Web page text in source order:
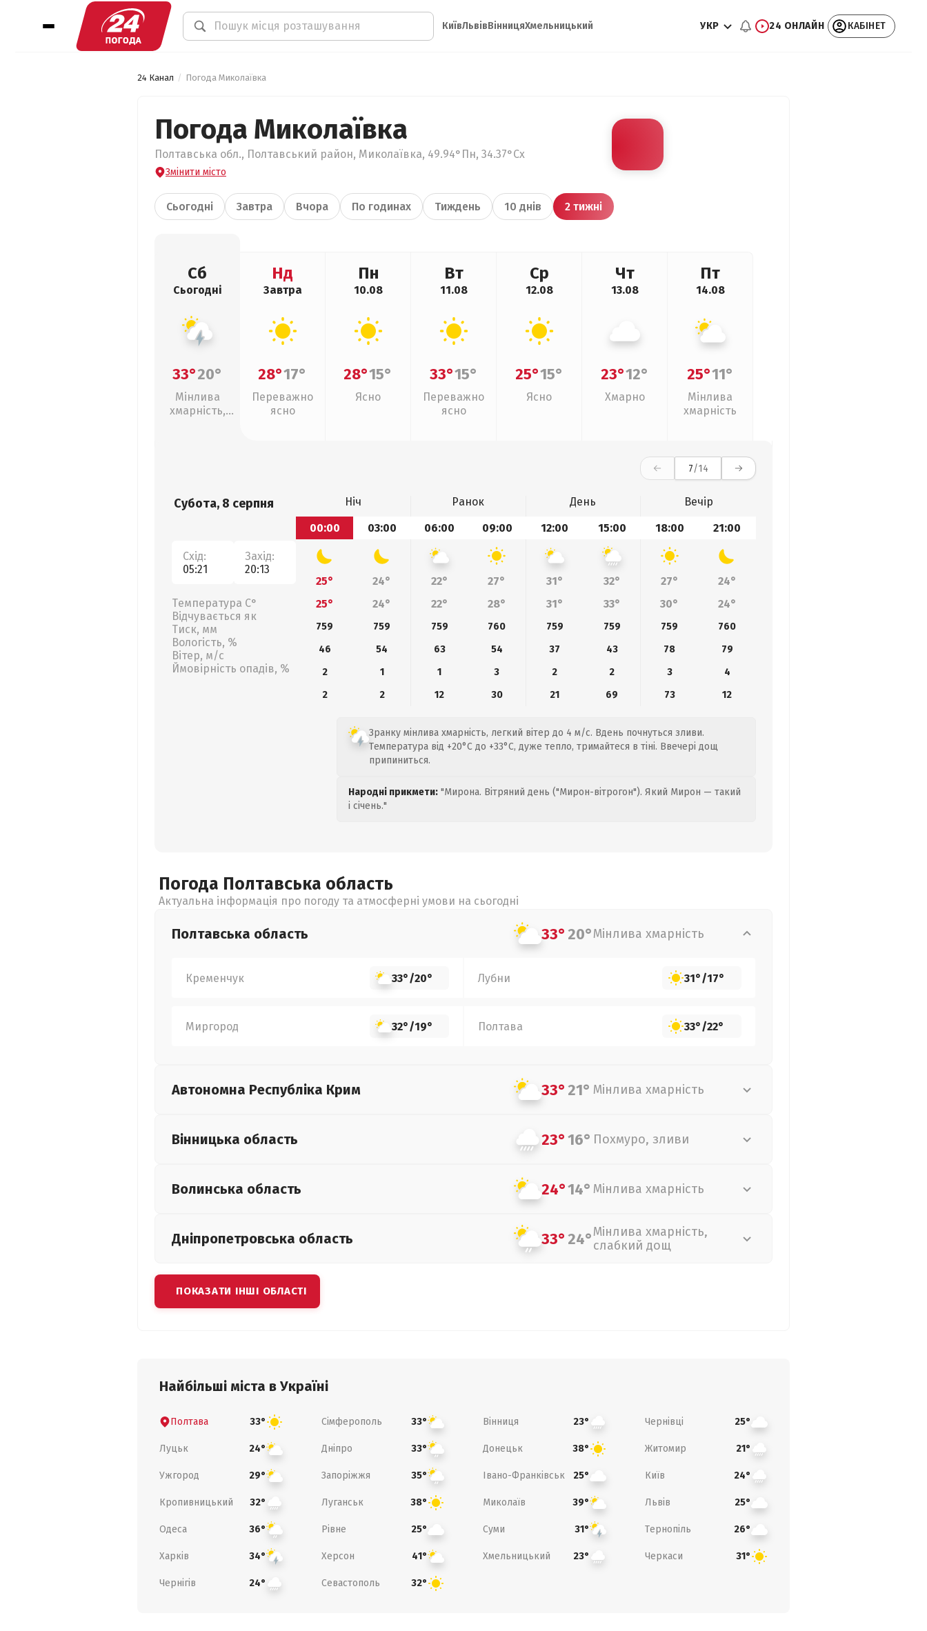
КиївЛьвівВінницяХмельницький УКР 24 ОНЛАЙН КАБІНЕТ
24 Канал Погода Миколаївка
Погода Миколаївка
Полтавська обл., Полтавський район, Миколаївка, 49.94°Пн, 34.37°Сх
Змінити місто
Сьогодні Завтра Вчора По годинах Тиждень 10 днів 2 тижні
Сб
Сьогодні
33°20°
Мінлива
хмарність,
Нд
Завтра
28°17°
Переважно
ясно
Пн
10.08
28°15°
Ясно
Вт
11.08
33°15°
Переважно
ясно
Ср
12.08
25°15°
Ясно
Чт
13.08
23°12°
Хмарно
Пт
14.08
25°11°
Мінлива
хмарність
7/14
Субота, 8 серпня
Схід:
05:21
Захід:
20:13
Температура С°
Відчувається як
Тиск, мм
Вологість, %
Вітер, м/с
Ймовірність опадів, %
Ніч Ранок День
Вечір
00:00
03:00 06:00 09:00 12:00 15:00 18:00 21:00
25° 24° 22° 27° 31° 32° 27°
24°
25°
24° 22° 28° 31° 33° 30° 24°
759 759 759 760 759 759 759
760
46
54 63 54 37 43 78
79
2
1 1 3 2 2 3
4
2
2 12 30 21 69 73 12
Зранку мінлива хмарність, легкий вітер до 4 м/с. Вдень почнуться зливи.
Температура від +20°C до +33°C, дуже тепло, тримайтеся в тіні. Ввечері дощ
припиниться.
Народні прикмети: "Мирона. Вітряний день ("Мирон-вітрогон"). Який Мирон — такий
і січень."
Погода Полтавська область
Актуальна інформація про погоду та атмосферні умови на сьогодні
Полтавська область 33°20°Мінлива хмарність
Кременчук 33°/20° Лубни 31°/17°
Миргород 32°/19° Полтава 33°/22°
Автономна Республіка Крим 33°21° Мінлива хмарність
Вінницька область 23°16° Похмуро, зливи
Волинська область 24°14° Мінлива хмарність
Дніпропетровська область 33°24°Мінлива хмарність,
слабкий дощ
ПОКАЗАТИ ІНШІ ОБЛАСТІ
Найбільші міста в Україні
Полтава 33° Сімферополь 33° Вінниця 23° Чернівці 25°
Луцьк 24° Дніпро 33° Донецьк 38° Житомир 21°
Ужгород 29° Запоріжжя 35° Івано-Франківськ 25° Київ 24°
Кропивницький 32° Луганськ 38° Миколаїв 39° Львів 25°
Одеса 36° Рівне 25° Суми 31° Тернопіль 26°
Харків 34° Херсон 41° Хмельницький 23° Черкаси 31°
Чернігів 24° Севастополь 32°